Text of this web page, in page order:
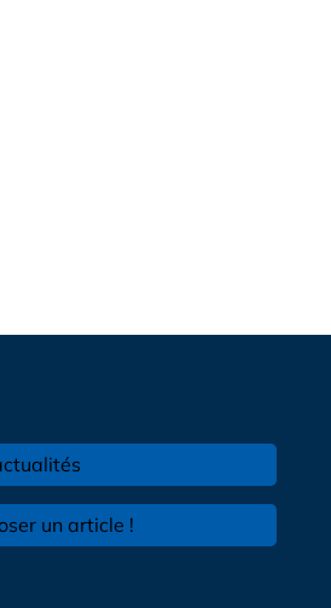
un article !